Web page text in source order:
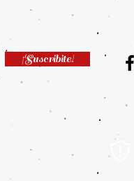
¡Suscribite!